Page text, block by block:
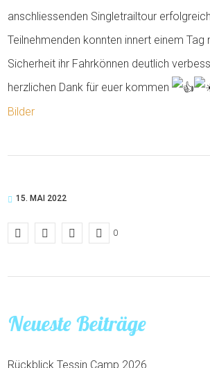
anschliessenden Singletrailtour
Teilnehmenden konnten innert einem Tag
Sicherheit ihr Fahrkönnen deutlich
herzlichen Dank für euer kommen
Bilder
15. MAI 2022
0
Neueste Beiträge
Rückblick Tessin Camp 2026